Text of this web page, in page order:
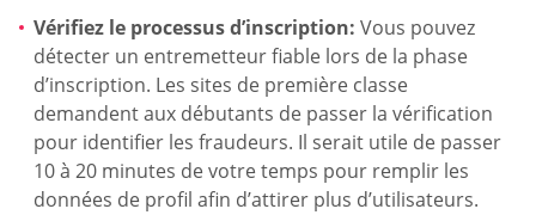
Vérifiez le processus d’inscription: Vous pouvez
détecter un entremetteur fiable lors de la phase
d’inscription. Les sites de première classe
demandent aux débutants de passer la vérification
pour identifier les fraudeurs. Il serait utile de passer
10 à 20 minutes de votre temps pour remplir les
données de profil afin d’attirer plus d’utilisateurs.